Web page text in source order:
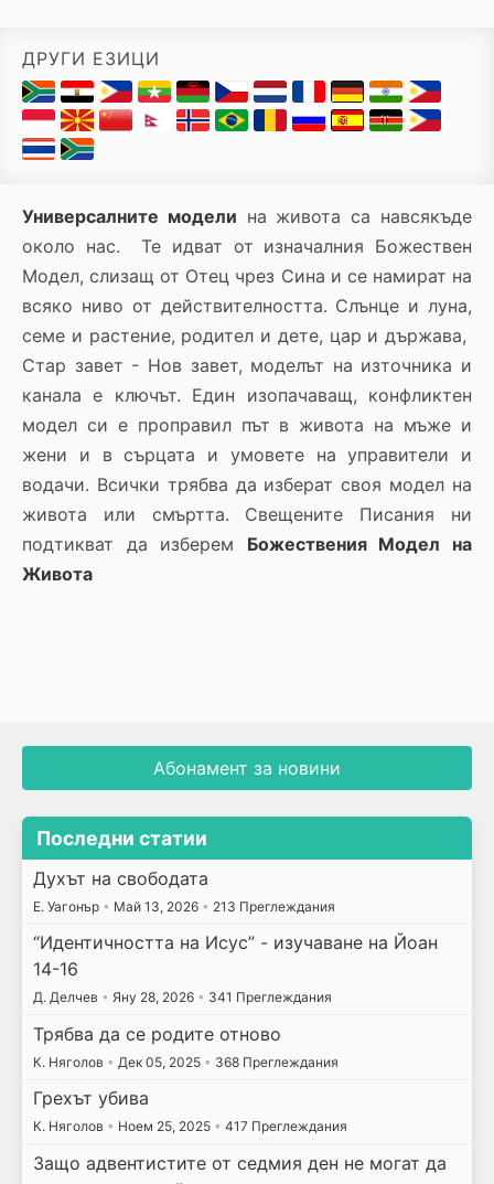
ДРУГИ ЕЗИЦИ
Универсалните модели на живота са навсякъде
около нас. Те идват от изначалния Божествен
Модел, слизащ от Отец чрез Сина и се намират на
всяко ниво от действителността. Слънце и луна,
семе и растение, родител и дете, цар и държава,
Стар завет - Нов завет, моделът на източникa и
каналa е ключът. Един изопачаващ, конфликтен
модел си е проправил път в живота на мъже и
жени и в сърцата и умовете на управители и
водачи. Всички трябва да изберат своя модел на
живота или смъртта. Свещените Писания ни
подтикват да изберем Божествения Модел на
Живота
Абонамент за новини
Последни статии
Духът на свободата
E. Уагонър • Май 13, 2026 • 213 Преглеждания
“Идентичността на Исус” - изучаване на Йоан
14-16
Д. Делчев • Яну 28, 2026 • 341 Преглеждания
Трябва да се родите отново
К. Няголов • Дек 05, 2025 • 368 Преглеждания
Грехът убива
К. Няголов • Ноем 25, 2025 • 417 Преглеждания
Защо адвентистите от седмия ден не могат да